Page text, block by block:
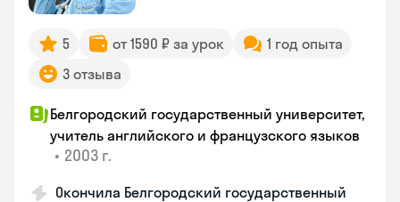
5 от 1590 ₽ за урок
1 год опыта
3 отзыва
Белгородский государственный университет,
учитель английского и французского языков
• 2003 г.
Окончила Белгородский государственный